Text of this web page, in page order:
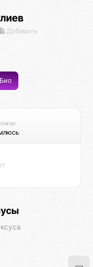
Добавить
Био